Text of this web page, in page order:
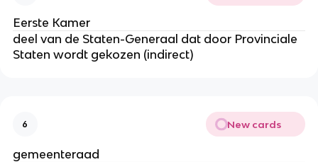
Eerste Kamer
deel van de Staten-Generaal dat door Provinciale
Staten wordt gekozen (indirect)
6 New cards
gemeenteraad